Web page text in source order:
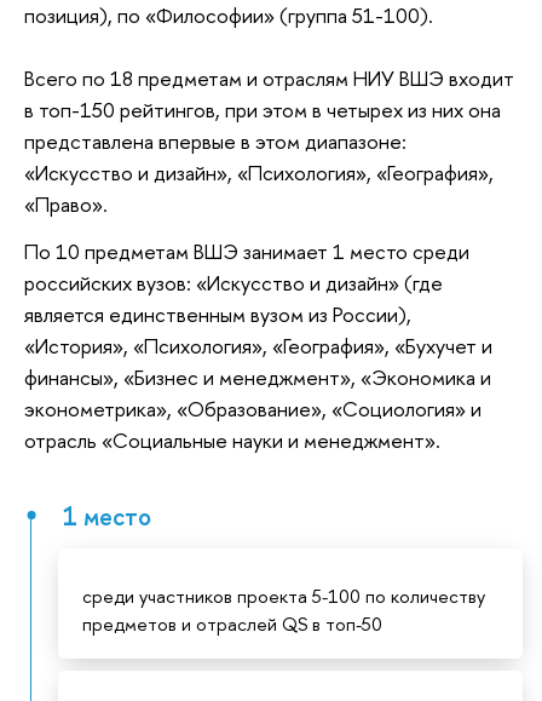
позиция), по «Философии» (группа 51-100).
Всего по 18 предметам и отраслям НИУ ВШЭ входит
в топ-150 рейтингов, при этом в четырех из них она
представлена впервые в этом диапазоне:
«Искусство и дизайн», «Психология», «География»,
«Право».
По 10 предметам ВШЭ занимает 1 место среди
российских вузов: «Искусство и дизайн» (где
является единственным вузом из России),
«История», «Психология», «География», «Бухучет и
финансы», «Бизнес и менеджмент», «Экономика и
эконометрика», «Образование», «Социология» и
отрасль «Социальные науки и менеджмент».
1 место
среди участников проекта 5-100 по количеству
предметов и отраслей QS в топ-50